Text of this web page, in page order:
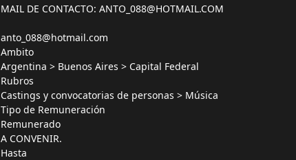
MAIL DE CONTACTO: ANTO_088@HOTMAIL.COM
anto_088@hotmail.com
Ambito
Argentina > Buenos Aires > Capital Federal
Rubros
Castings y convocatorias de personas > Música
Tipo de Remuneración
Remunerado
A CONVENIR.
Hasta